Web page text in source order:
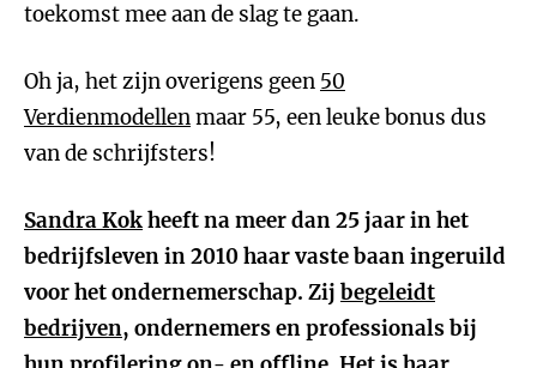
toekomst mee aan de slag te gaan.
Oh ja, het zijn overigens geen 50
Verdienmodellenmaar 55, een leuke bonus dus
van de schrijfsters!
Sandra Kokheeft na meer dan 25 jaar in het
bedrijfsleven in 2010 haar vaste baan ingeruild
voor het ondernemerschap. Zij begeleidt
bedrijven, ondernemers en professionals bij